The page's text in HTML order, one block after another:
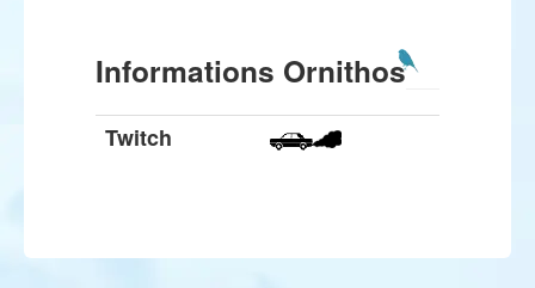
Informations Ornithos
Twitch